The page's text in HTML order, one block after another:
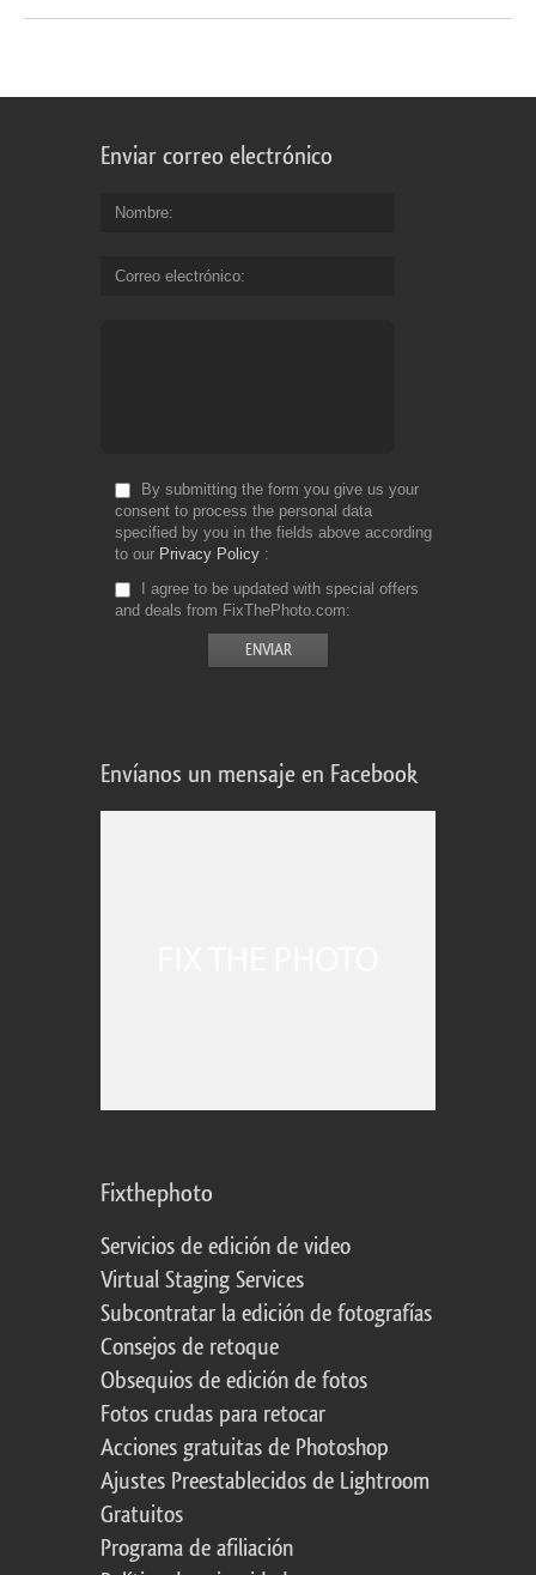
Enviar correo electrónico
Nombre
Correo electrónico
By submitting the form you give us your
consent to process the personal data
specified by you in the fields above according
to our Privacy Policy
I agree to be updated with special offers
and deals from FixThePhoto.com
Envíanos un mensaje en Facebook
Fixthephoto
Servicios de edición de video
Virtual Staging Services
Subcontratar la edición de fotografías
Consejos de retoque
Obsequios de edición de fotos
Fotos crudas para retocar
Acciones gratuitas de Photoshop
Ajustes Preestablecidos de Lightroom
Gratuitos
Programa de afiliación